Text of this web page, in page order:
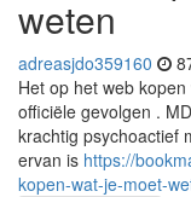
weten
adreasjdo359160
Het op het web
officiële gevolgen .
krachtig psychoactief
ervan is https://
kopen-wat-je-moet-